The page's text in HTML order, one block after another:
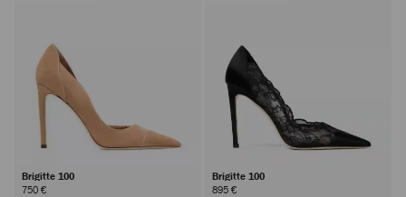
Brigitte 100
750 €
Brigitte 100
895 €